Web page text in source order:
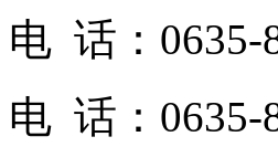
电 话：0635-
电 话：0635-